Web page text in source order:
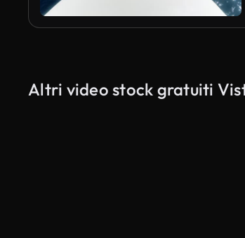
Altri video stock gratuiti